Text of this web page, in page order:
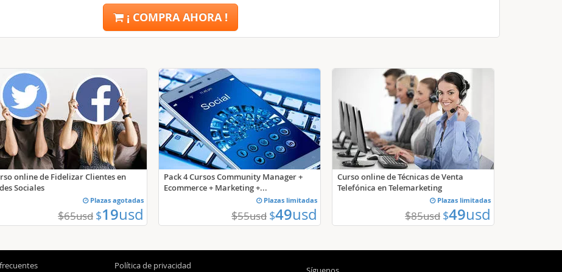
¡ COMPRA AHORA !
online de Fidelizar Clientes en
Sociales
Plazas agotadas
$65usd $19usd
Pack 4 Cursos Community Manager +
Ecommerce + Marketing +...
Plazas limitadas
$55usd $49usd
Curso online de Técnicas de Venta
Telefónica en Telemarketing
Plazas limitadas
$85usd $49usd
Política de privacidad